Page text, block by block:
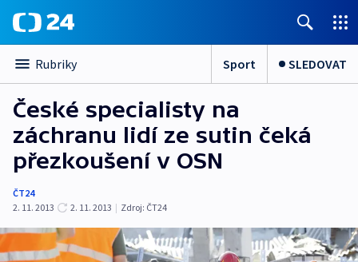
Rubriky Sport SLEDOVAT
České specialisty na
záchranu lidí ze sutin čeká
přezkoušení v OSN
ČT24
2. 11. 2013
2. 11. 2013 | Zdroj: ČT24